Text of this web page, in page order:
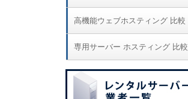
高機能ウェブホスティング 比較
専用サーバー ホスティング 比較